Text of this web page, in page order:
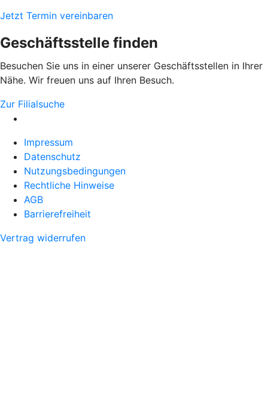
Jetzt Termin vereinbaren
Geschäftsstelle finden
Besuchen Sie uns in einer unserer Geschäftsstellen in Ihrer
Nähe. Wir freuen uns auf Ihren Besuch.
Zur Filialsuche
Impressum
Datenschutz
Nutzungsbedingungen
Rechtliche Hinweise
AGB
Barrierefreiheit
Vertrag widerrufen